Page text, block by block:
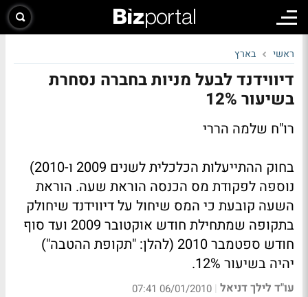
ראשי בארץ
דיווידנד לבעל מניות בחברה נסחרת
בשיעור 12%
רו"ח שלמה הררי
בחוק ההתייעלות הכלכלית לשנים 2009 ו-2010)
נוספה לפקודת מס הכנסה הוראת שעה. הוראת
השעה קובעת כי המס שיחול על דיווידנד שיחולק
בתקופה שמתחילת חודש אוקטובר 2009 ועד סוף
חודש ספטמבר 2010 (להלן: "תקופת ההטבה")
יהיה בשיעור 12%.
עו"ד לילך דניאל |
06/01/2010 07:41